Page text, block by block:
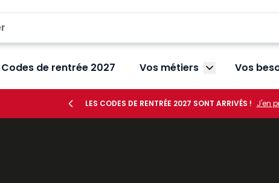
Codes de rentrée 2027 Vos métiers Afficher le
Vos
LES CODES DE RENTRÉE 2027 SONT ARRIVÉS ! J'en